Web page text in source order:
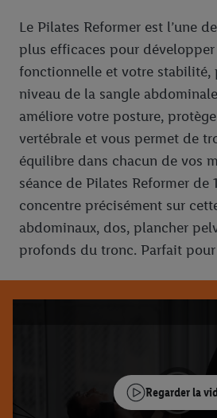
Le Pilates Reformer est l’une
plus efficaces pour
fonctionnelle et votre stabilité,
niveau de la sangle
améliore votre posture,
vertébrale et vous permet de
équilibre dans chacun de vos
séance de Pilates Reformer de
concentre précisément sur
abdominaux, dos, plancher
profonds du tronc. Parfait
Regarder la